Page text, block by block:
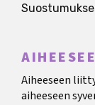
Aiheeseen
aiheeseen